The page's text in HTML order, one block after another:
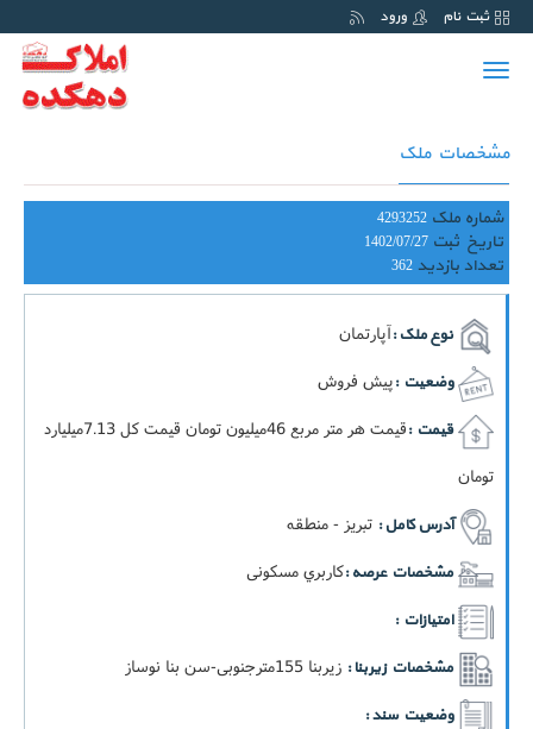
ثبت نام ورود
Toggle
مشخصات ملک
شماره ملک 4293252
تاریخ ثبت 1402/07/27
تعداد بازدید 362
نوع ملک :آپارتمان
وضعیت :پیش فروش
قیمت :
قيمت هر متر مربع 46ميليون تومان قيمت کل 7.13ميليارد
تومان
آدرس کامل : تبریز - منطقه
مشخصات عرصه :کاربري مسکونی
امتیازات :
مشخصات زیربنا : زيربنا 155مترجنوبی-سن بنا نوساز
وضعیت سند :